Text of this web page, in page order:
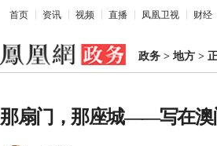
首页 资讯 视频 直播 凤凰卫视 财经
政务 > 地方 >
那扇门，那座城——写在澳